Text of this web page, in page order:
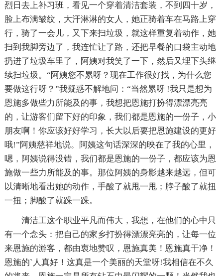
烈日去上补习班，看见一个穿着清洁套装，不到四十岁，
脸上布满皱纹，大汗淋淋的女人，她正骑着车在马路上穿
行，骑了一会儿，又下来扫垃圾，就这样重复着动作，她
扫到我脚旁边了，我连忙让了路，还把早餐的口袋主动地
扔进了垃圾车里了，阿姨对我笑了一下，然后又埋下头继
续扫垃圾。“阿姨您不累呀？现在工作很好找，为什么您
要做这行呀？”我疑惑不解地问：“当然累呀 !我只是想为
恩施多做些力所能及的事，我想把恩施打扮得漂漂亮亮
的，让游客们留下好的印象，我们都是恩施的一份子，小
朋友啊！你应该好好学习，长大以后要把恩施建设的更好
哦!”阿姨慈祥地说。阿姨这句话深深的映在了我的心里，
嗯，阿姨说得没错，我们都是恩施的一份子，都应该为恩
施做一些力所能及的事。那位阿姨的身影越来越远，但可
以清晰地看出她的动作，手酸了就甩一甩；脖子酸了就扭
一扭；脚酸了就跺一跺。
清洁工这个职业平凡而伟大，我想，在他们的心中只
有一个念头：把自己的家乡打扮得漂漂亮亮的，让每一位
来恩施的游客，都由衷地赞叹，恩施真美！恩施真干净！
恩施的`人真好！这真是一个美丽的天堂呀!我相信在不久